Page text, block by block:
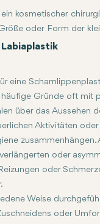
kosmetischer
oder Form der
oder der großen
zu behandeln. Der
für plastische
und kann auf die
zugeschnitten
eine
Gründe oft mit
über das Aussehen
Aktivitäten oder
zusammenhängen.
oder
oder
Weise
oder